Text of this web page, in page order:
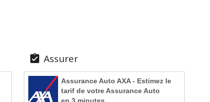
 Assurer
Assurance Auto AXA - Estimez le
tarif de votre Assurance Auto
en 3 minutes